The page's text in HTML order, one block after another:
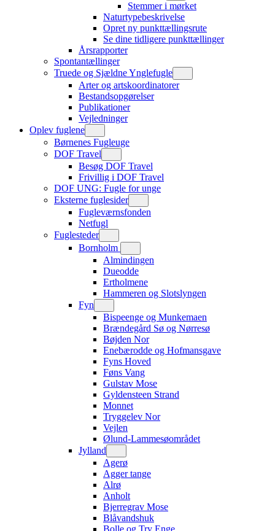
Stemmer i mørket
Naturtypebeskrivelse
Opret ny punkttællingsrute
Se dine tidligere punkttællinger
Årsrapporter
Spontantællinger
Truede og Sjældne Ynglefugle
Arter og artskoordinatorer
Bestandsopgørelser
Publikationer
Vejledninger
Oplev fuglene
Børnenes Fugleuge
DOF Travel
Besøg DOF Travel
Frivillig i DOF Travel
DOF UNG: Fugle for unge
Eksterne fuglesider
Fugleværnsfonden
Netfugl
Fuglesteder
Bornholm
Almindingen
Dueodde
Ertholmene
Hammeren og Slotslyngen
Fyn
Bispeenge og Munkemaen
Brændegård Sø og Nørresø
Bøjden Nor
Enebærodde og Hofmansgave
Fyns Hoved
Føns Vang
Gulstav Mose
Gyldensteen Strand
Monnet
Tryggelev Nor
Vejlen
Ølund-Lammesøområdet
Jylland
Agerø
Agger tange
Alrø
Anholt
Bjerregrav Mose
Blåvandshuk
Bolle og Try Enge